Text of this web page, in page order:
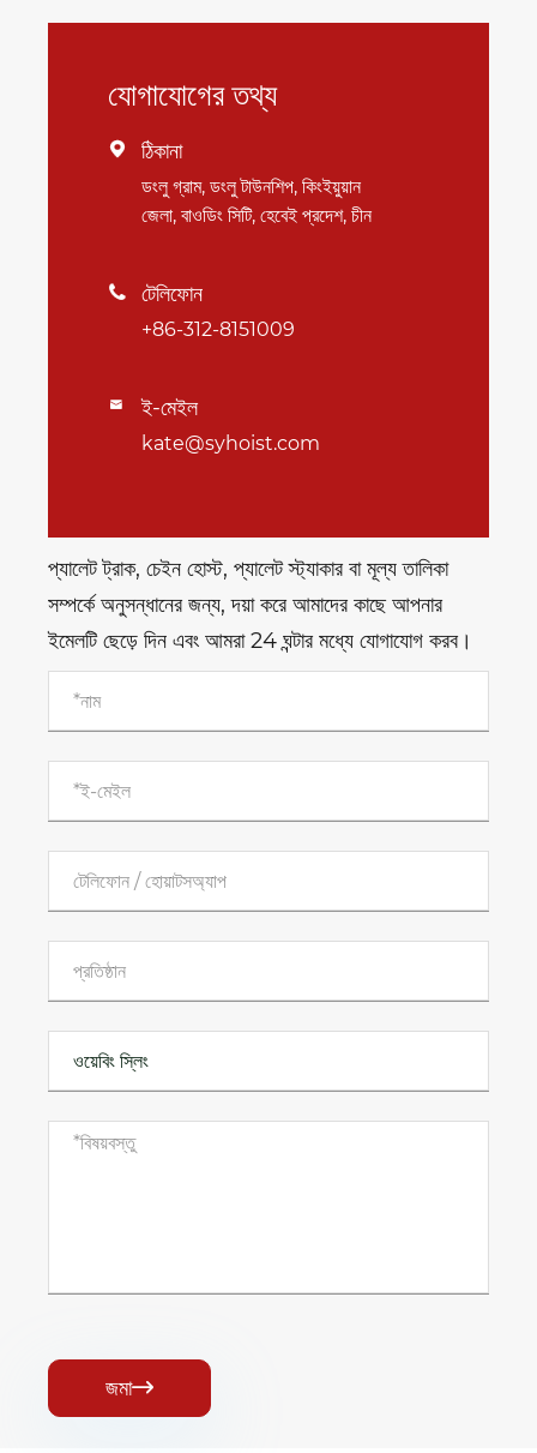
যোগাযোগের তথ্য
 ঠিকানা
ডংলু গ্রাম, ডংলু টাউনশিপ, কিংইয়ুয়ান
জেলা, বাওডিং সিটি, হেবেই প্রদেশ, চীন
 টেলিফোন
+86-312-8151009
 ই-মেইল
kate@syhoist.com
প্যালেট ট্রাক, চেইন হোস্ট, প্যালেট স্ট্যাকার বা মূল্য তালিকা
সম্পর্কে অনুসন্ধানের জন্য, দয়া করে আমাদের কাছে আপনার
ইমেলটি ছেড়ে দিন এবং আমরা 24 ঘন্টার মধ্যে যোগাযোগ করব।
জমা